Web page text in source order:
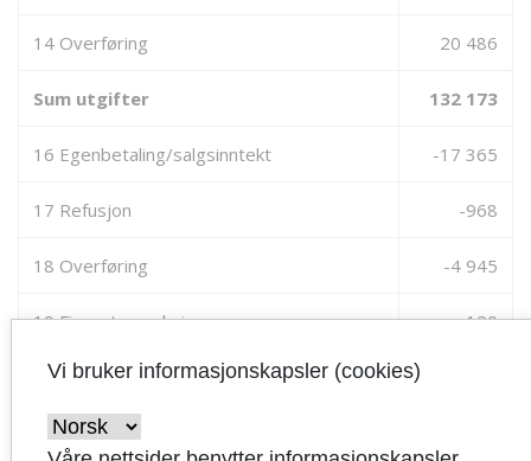
14 Overføring 20 486
Sum utgifter 132 173
16 Egenbetaling/salgsinntekt -17 365
17 Refusjon -968
18 Overføring -4 945
19 Finanstransaksjoner -120
Sum inntekter
Netto ramme Kultur og næring
Vi bruker informasjonskapsler (cookies)